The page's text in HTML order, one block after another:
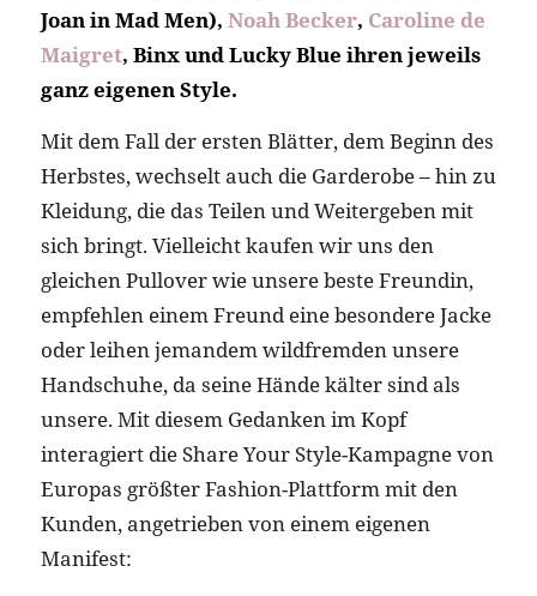
Joan in Mad Men), Noah Becker, Caroline de
Maigret, Binx und Lucky Blue ihren jeweils
ganz eigenen Style.
Mit dem Fall der ersten Blätter, dem Beginn des
Herbstes, wechselt auch die Garderobe – hin zu
Kleidung, die das Teilen und Weitergeben mit
sich bringt. Vielleicht kaufen wir uns den
gleichen Pullover wie unsere beste Freundin,
empfehlen einem Freund eine besondere Jacke
oder leihen jemandem wildfremden unsere
Handschuhe, da seine Hände kälter sind als
unsere. Mit diesem Gedanken im Kopf
interagiert die Share Your Style-Kampagne von
Europas größter Fashion-Plattform mit den
Kunden, angetrieben von einem eigenen
Manifest: